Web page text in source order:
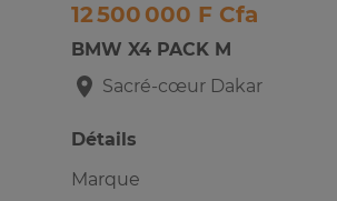
12 500 000 F Cfa
BMW X4 PACK M
Sacré-cœur Dakar
Détails
Marque